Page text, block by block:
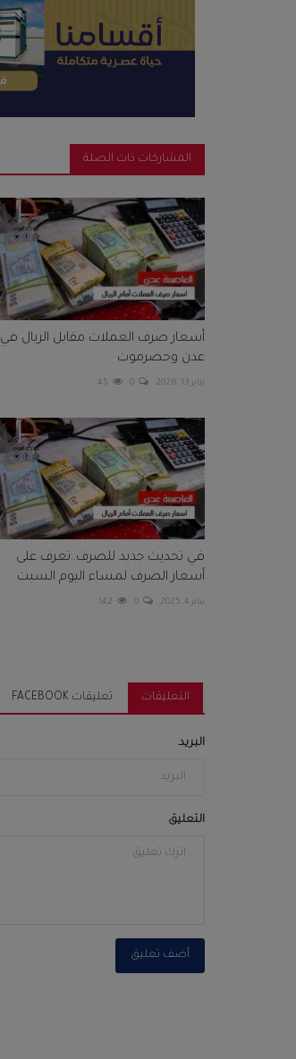
المشاركات ذات الصلة
أسعار صرف العملات مقابل الريال في
عدن وحضرموت
يناير 13, 2026 0
45
في تحديث جديد للصرف..تعرف على
أسعار الصرف لمساء اليوم السبت
يناير 4, 2025 0
142
التعليقات تعليقات FACEBOOK
البريد
التعليق
أضف تعليق